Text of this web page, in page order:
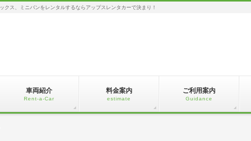
クス、ミニバンをレンタルするならアップスレンタカーで決まり！
車両紹介
Rent-a-Car
料金案内
estimate
ご利用案内
Guidance